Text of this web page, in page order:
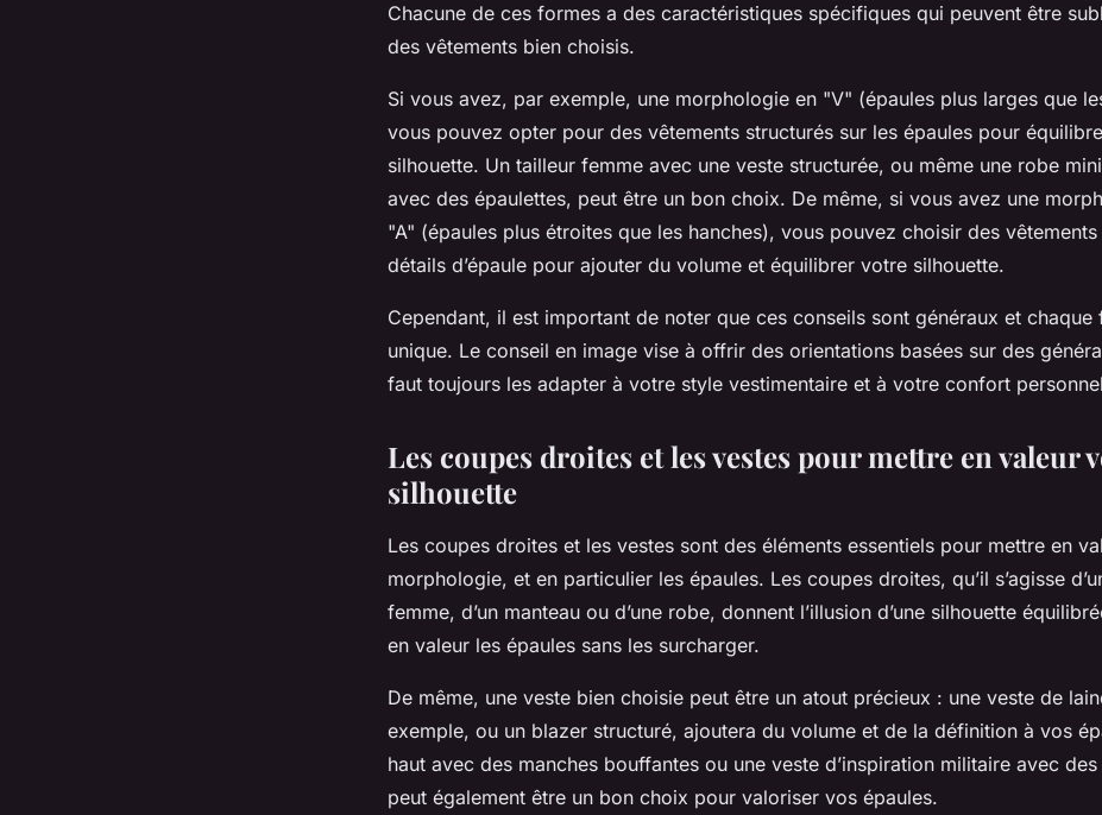
Chacune de ces formes a des caractéristiques spécifiques qui peuvent être
des vêtements bien choisis.
Si vous avez, par exemple, une morphologie en "V" (épaules plus larges que
vous pouvez opter pour des vêtements structurés sur les épaules pour
silhouette. Un tailleur femme avec une veste structurée, ou même une robe
avec des épaulettes, peut être un bon choix. De même, si vous avez une
"A" (épaules plus étroites que les hanches), vous pouvez choisir des
détails d’épaule pour ajouter du volume et équilibrer votre silhouette.
Cependant, il est important de noter que ces conseils sont généraux et chaque
unique. Le conseil en image vise à offrir des orientations basées sur des
faut toujours les adapter à votre style vestimentaire et à votre confort
Les coupes droites et les vestes pour mettre en valeur
silhouette
Les coupes droites et les vestes sont des éléments essentiels pour mettre en
morphologie, et en particulier les épaules. Les coupes droites, qu’il s’agisse
femme, d’un manteau ou d’une robe, donnent l’illusion d’une silhouette
en valeur les épaules sans les surcharger.
De même, une veste bien choisie peut être un atout précieux : une veste de
exemple, ou un blazer structuré, ajoutera du volume et de la définition à vos
haut avec des manches bouffantes ou une veste d’inspiration militaire avec
peut également être un bon choix pour valoriser vos épaules.